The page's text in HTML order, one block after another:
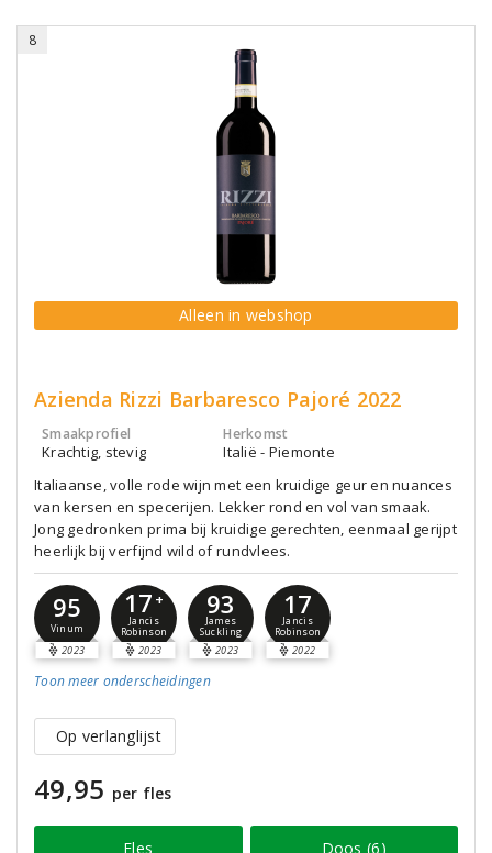
8
Alleen in webshop
Azienda Rizzi Barbaresco Pajoré 2022
Smaakprofiel
Krachtig, stevig
Herkomst
Italië - Piemonte
Italiaanse, volle rode wijn met een kruidige geur en nuances
van kersen en specerijen. Lekker rond en vol van smaak.
Jong gedronken prima bij kruidige gerechten, eenmaal gerijpt
heerlijk bij verfijnd wild of rundvlees.
95
Vinum
2023
17 +
Jancis
Robinson
2023
93
James
Suckling
2023
17
Jancis
Robinson
2022
Toon meer onderscheidingen
Op verlanglijst
49,95 per fles
Fles Doos (6)